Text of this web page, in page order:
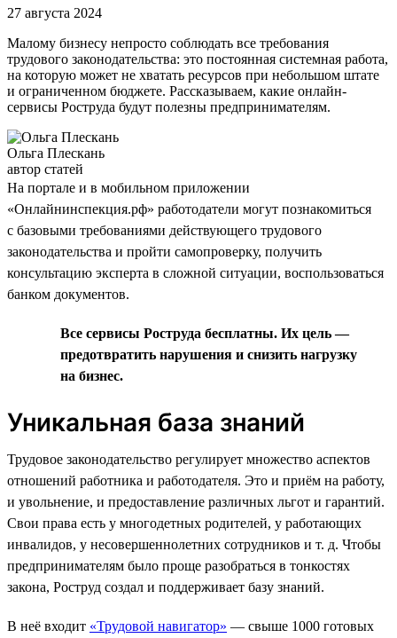
27 августа 2024
Малому бизнесу непросто соблюдать все требования
трудового законодательства: это постоянная системная работа,
на которую может не хватать ресурсов при небольшом штате
и ограниченном бюджете. Рассказываем, какие онлайн-
сервисы Роструда будут полезны предпринимателям.
Ольга Плескань
автор статей
На портале и в мобильном приложении
«Онлайнинспекция.рф» работодатели могут познакомиться
с базовыми требованиями действующего трудового
законодательства и пройти самопроверку, получить
консультацию эксперта в сложной ситуации, воспользоваться
банком документов.
Все сервисы Роструда бесплатны. Их цель —
предотвратить нарушения и снизить нагрузку
на бизнес.
Уникальная база знаний
Трудовое законодательство регулирует множество аспектов
отношений работника и работодателя. Это и приём на работу,
и увольнение, и предоставление различных льгот и гарантий.
Свои права есть у многодетных родителей, у работающих
инвалидов, у несовершеннолетних сотрудников и т. д. Чтобы
предпринимателям было проще разобраться в тонкостях
закона, Роструд создал и поддерживает базу знаний.
В неё входит «Трудовой навигатор» — свыше 1000 готовых